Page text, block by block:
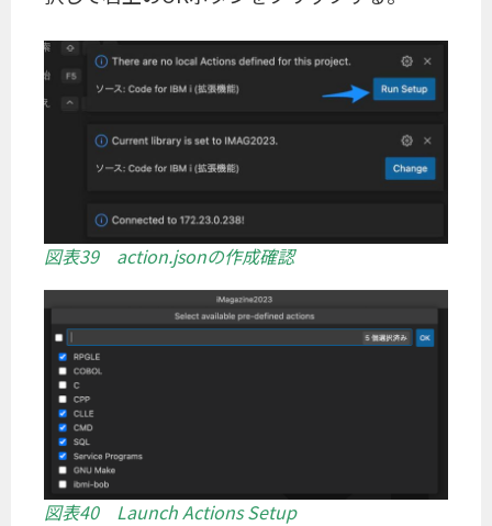
図表39 action.jsonの作成確認
図表40 Launch Actions Setup